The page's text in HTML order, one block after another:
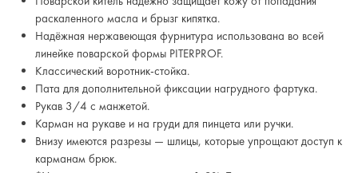
раскаленного масла и брызг кипятка.
Надёжная нержавеющая фурнитура использована во всей
линейке поварской формы PITERPROF.
Классический воротник-стойка.
Пата для дополнительной фиксации нагрудного фартука.
Рукав 3/4 с манжетой.
Карман на рукаве и на груди для пинцета или ручки.
Внизу имеются разрезы — шлицы, которые упрощают доступ к
карманам брюк.